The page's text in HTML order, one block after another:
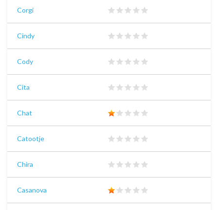
Corgi
Cindy
Cody
Cita
Chat
Catootje
Chira
Casanova